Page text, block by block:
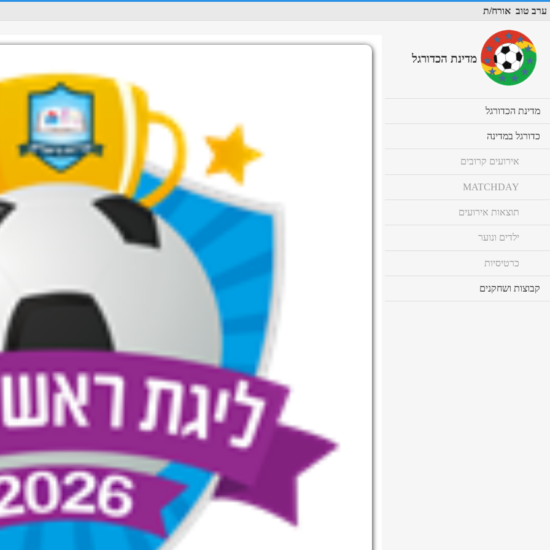
ערב טוב אורח/ת
מדינת הכדורגל
מדינת הכדורגל
to
כדורגל במדינה
to
אירועים קרובים
MATCHDAY
תוצאות אירועים
ילדים ונוער
כרטיסיות
קבוצות ושחקנים
to